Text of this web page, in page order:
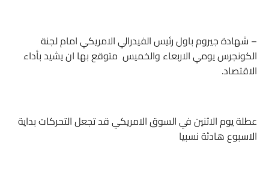
– شهادة جيروم باول رئيس الفيدرالي الامريكي امام لجنة
الكونجرس يومي الاربعاء والخميس متوقع بها ان يشيد بأداء
الاقتصاد.
عطلة يوم الاثنين في السوق الامريكي قد تجعل التحركات بداية
الاسبوع هادئة نسبيا